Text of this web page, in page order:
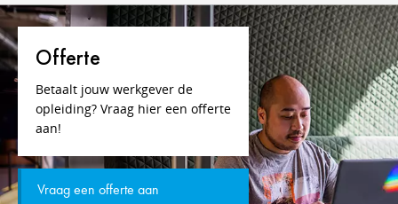
Offerte
Betaalt jouw werkgever de
opleiding? Vraag hier een offerte
aan!
Vraag een offerte aan